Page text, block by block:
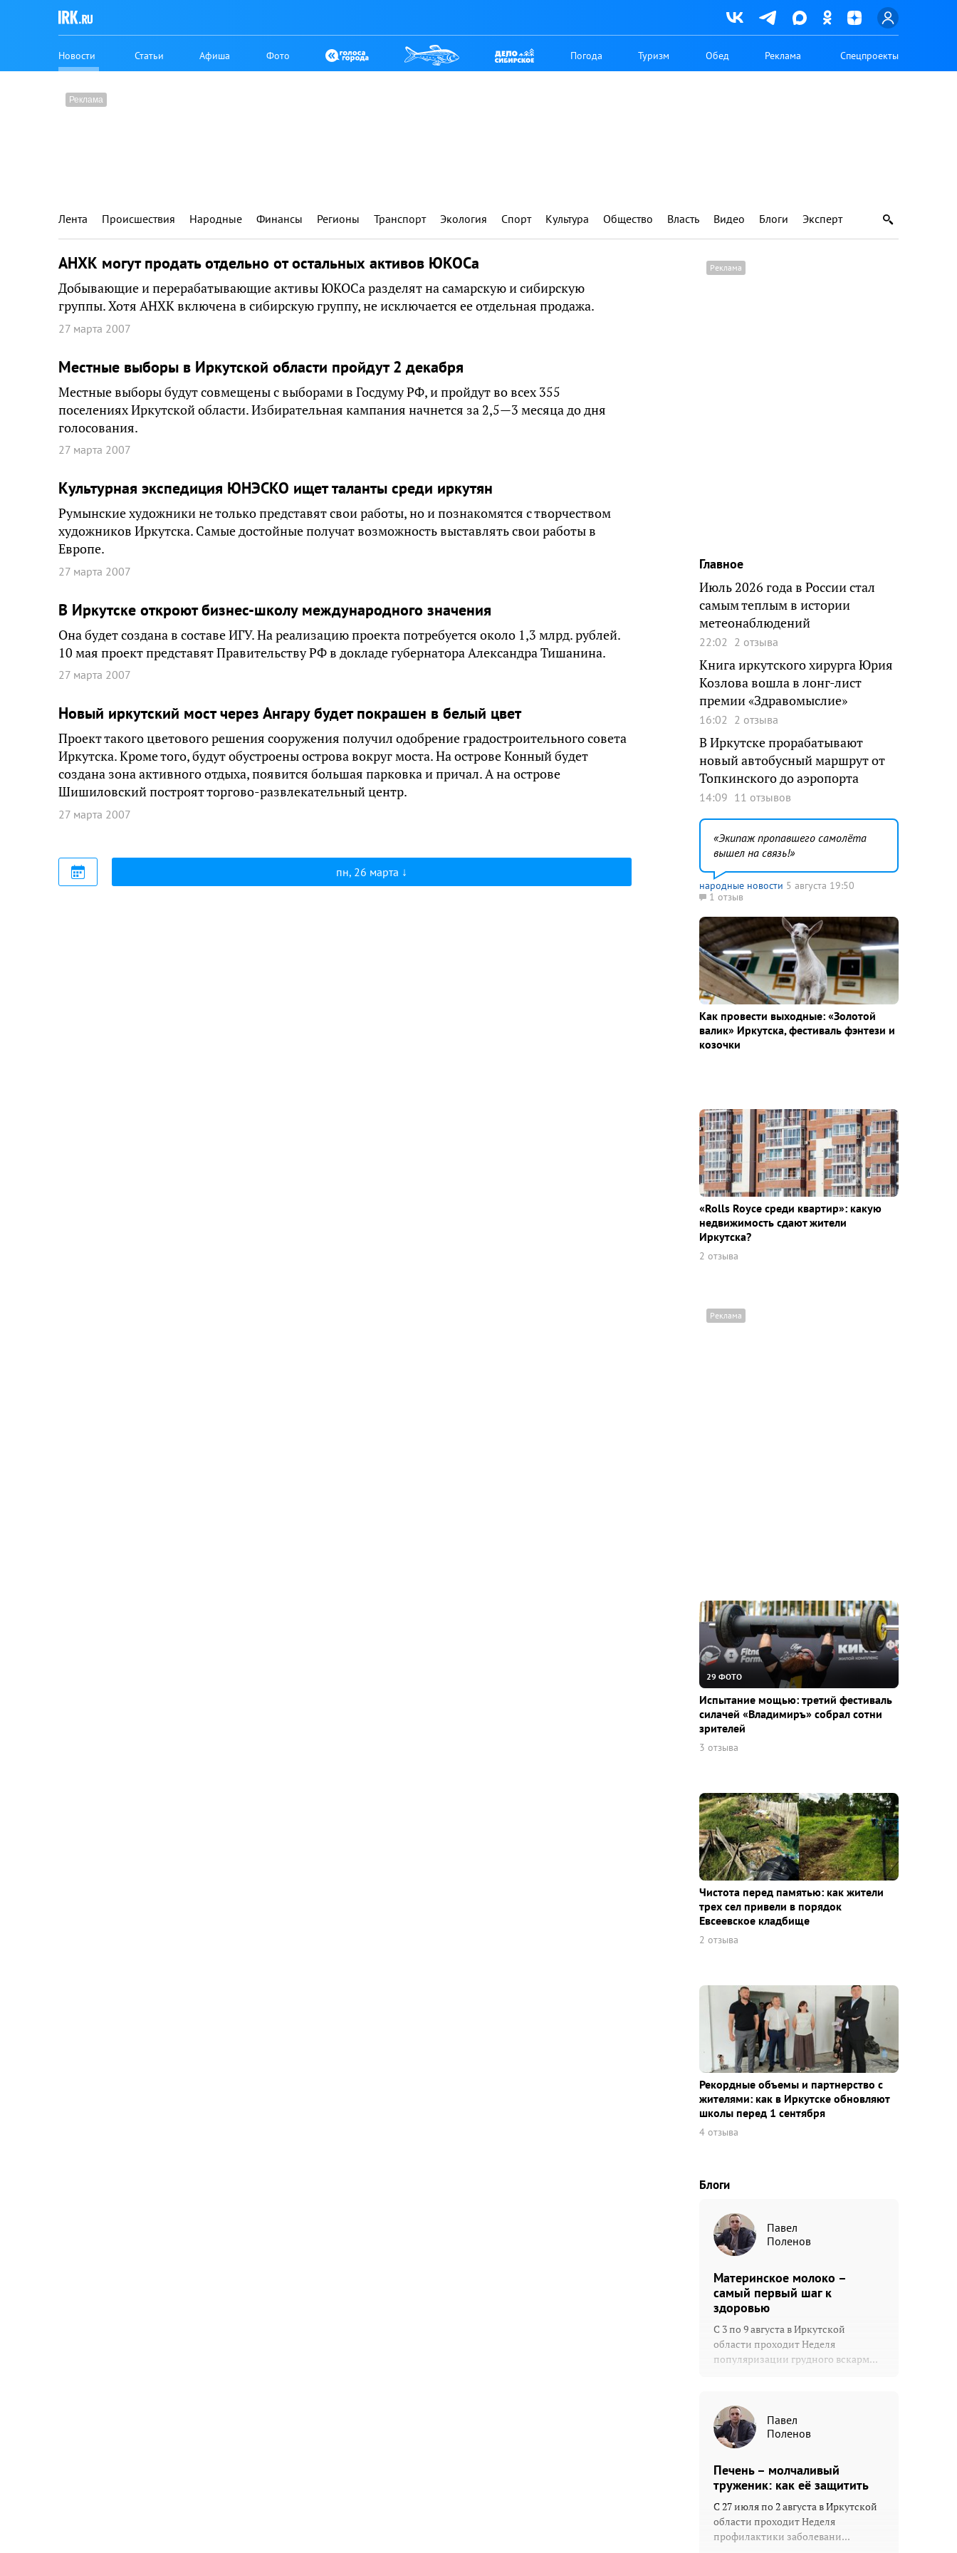
Новости Статьи Афиша Фото Погода Туризм Обед Реклама Спецпроекты
Лента Происшествия Народные Финансы Регионы Транспорт Экология Спорт Культура Общество Власть Видео Блоги Эксперт
АНХК могут продать отдельно от остальных активов ЮКОСа
Добывающие и перерабатывающие активы ЮКОСа разделят на самарскую и сибирскую
группы. Хотя АНХК включена в сибирскую группу, не исключается ее отдельная продажа.
27 марта 2007
Местные выборы в Иркутской области пройдут 2 декабря
Местные выборы будут совмещены с выборами в Госдуму РФ, и пройдут во всех 355
поселениях Иркутской области. Избирательная кампания начнется за 2,5—3 месяца до дня
голосования.
27 марта 2007
Культурная экспедиция ЮНЭСКО ищет таланты среди иркутян
Румынские художники не только представят свои работы, но и познакомятся с творчеством
художников Иркутска. Самые достойные получат возможность выставлять свои работы в
Европе.
27 марта 2007
В Иркутске откроют бизнес-школу международного значения
Она будет создана в составе ИГУ. На реализацию проекта потребуется около 1,3 млрд. рублей.
10 мая проект представят Правительству РФ в докладе губернатора Александра Тишанина.
27 марта 2007
Новый иркутский мост через Ангару будет покрашен в белый цвет
Проект такого цветового решения сооружения получил одобрение градостроительного совета
Иркутска. Кроме того, будут обустроены острова вокруг моста. На острове Конный будет
создана зона активного отдыха, появится большая парковка и причал. А на острове
Шишиловский построят торгово-развлекательный центр.
27 марта 2007
пн, 26 марта
Главное
Июль 2026 года в России стал
самым теплым в истории
метеонаблюдений
22:02 2 отзыва
Книга иркутского хирурга Юрия
Козлова вошла в лонг-лист
премии «Здравомыслие»
16:02 2 отзыва
В Иркутске прорабатывают
новый автобусный маршрут от
Топкинского до аэропорта
14:09 11 отзывов
Экипаж пропавшего самолёта
вышел на связь!
народные новости 5 августа 19:50
1 отзыв
Как провести выходные: «Золотой
валик» Иркутска, фестиваль фэнтези и
козочки
«Rolls Royce среди квaртир»: какую
недвижимость сдают жители
Иркутска?
2 отзыва
29 ФОТО
Испытание мощью: третий фестиваль
силачей «Владимиръ» собрал сотни
зрителей
3 отзыва
Чистота перед памятью: как жители
трех сел привели в порядок
Евсеевское кладбище
2 отзыва
Рекордные объемы и партнерство с
жителями: как в Иркутске обновляют
школы перед 1 сентября
4 отзыва
Блоги
Павел
Поленов
Материнское молоко –
самый первый шаг к
здоровью
С 3 по 9 августа в Иркутской
области проходит Неделя
популяризации грудного вскарм...
Павел
Поленов
Печень – молчаливый
труженик: как её защитить
С 27 июля по 2 августа в Иркутской
области проходит Неделя
профилактики заболевани...